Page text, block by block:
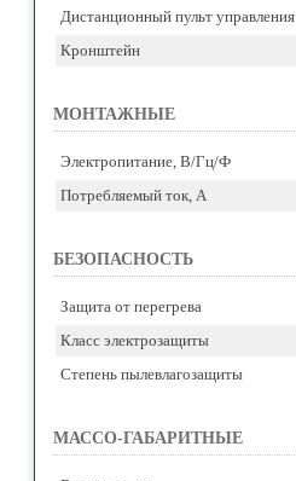
Дистанционный пульт управления
Кронштейн
МОНТАЖНЫЕ
Электропитание, В/Гц/Ф
Потребляемый ток, А
БЕЗОПАСНОСТЬ
Защита от перегрева
Класс электрозащиты
Степень пылевлагозащиты
МАССО-ГАБАРИТНЫЕ